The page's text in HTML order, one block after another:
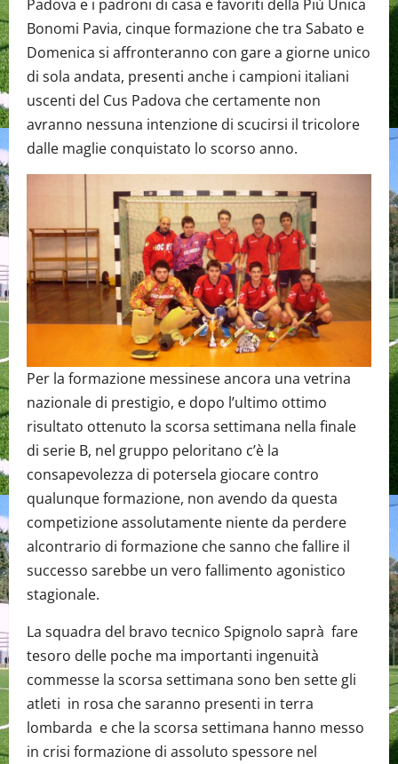
Padova e i padroni di casa e favoriti della Più Unica
Bonomi Pavia, cinque formazione che tra Sabato e
Domenica si affronteranno con gare a giorne unico
di sola andata, presenti anche i campioni italiani
uscenti del Cus Padova che certamente non
avranno nessuna intenzione di scucirsi il tricolore
dalle maglie conquistato lo scorso anno.
Per la formazione messinese ancora una vetrina
nazionale di prestigio, e dopo l’ultimo ottimo
risultato ottenuto la scorsa settimana nella finale
di serie B, nel gruppo peloritano c’è la
consapevolezza di potersela giocare contro
qualunque formazione, non avendo da questa
competizione assolutamente niente da perdere
alcontrario di formazione che sanno che fallire il
successo sarebbe un vero fallimento agonistico
stagionale.
La squadra del bravo tecnico Spignolo saprà fare
tesoro delle poche ma importanti ingenuità
commesse la scorsa settimana sono ben sette gli
atleti in rosa che saranno presenti in terra
lombarda e che la scorsa settimana hanno messo
in crisi formazione di assoluto spessore nel